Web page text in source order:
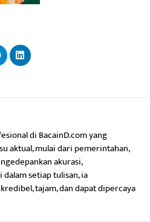
di BacainD.com yang
aktual, mulai dari pemerintahan,
akurasi,
setiap tulisan, ia
tajam, dan dapat dipercaya